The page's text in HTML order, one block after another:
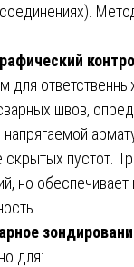
для
швов,
напрягаемой
скрытых пустот.
но
для: